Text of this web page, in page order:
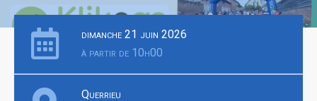
dimanche 21 juin 2026
à partir de 10h00
Querrieu